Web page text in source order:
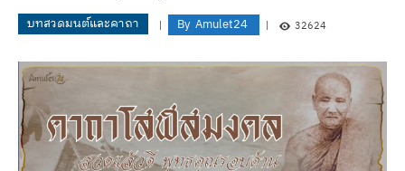
บทสวดมนต์และคาถา By Amulet24 32624